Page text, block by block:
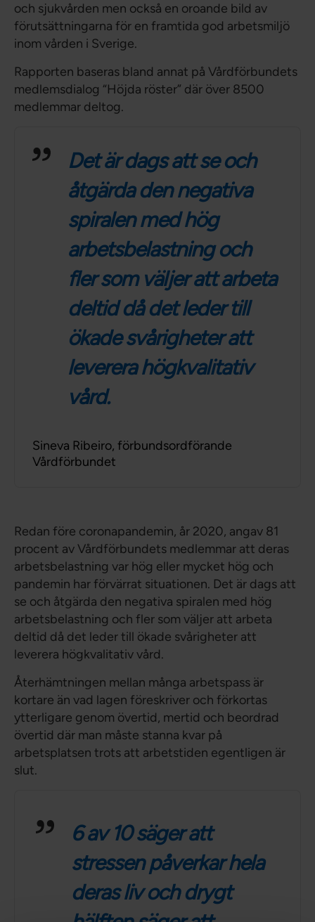
och sjukvården men också en oroande bild av
förutsättningarna för en framtida god arbetsmiljö
inom vården i Sverige.
Rapporten baseras bland annat på Vårdförbundets
medlemsdialog “Höjda röster” där över 8500
medlemmar deltog.
Det är dags att se och
åtgärda den negativa
spiralen med hög
arbetsbelastning och
fler som väljer att arbeta
deltid då det leder till
ökade svårigheter att
leverera högkvalitativ
vård.
Sineva Ribeiro, förbundsordförande
Vårdförbundet
Redan före coronapandemin, år 2020, angav 81
procent av Vårdförbundets medlemmar att deras
arbetsbelastning var hög eller mycket hög och
pandemin har förvärrat situationen. Det är dags att
se och åtgärda den negativa spiralen med hög
arbetsbelastning och fler som väljer att arbeta
deltid då det leder till ökade svårigheter att
leverera högkvalitativ vård.
Återhämtningen mellan många arbetspass är
kortare än vad lagen föreskriver och förkortas
ytterligare genom övertid, mertid och beordrad
övertid där man måste stanna kvar på
arbetsplatsen trots att arbetstiden egentligen är
slut.
6 av 10 säger att
stressen påverkar hela
deras liv och drygt